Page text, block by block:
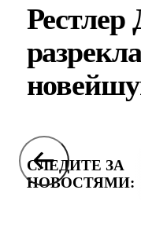
СЛЕДИТЕ ЗА
НОВОСТЯМИ: